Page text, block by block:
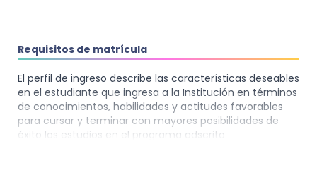
competencias comunicativas para el mundo editorial y
multimedial, a partir de la realización de proyectos que
utilizan técnicas análogas y digitales para llevar el
mensaje de comunicación a un público específico, para
el desempeño profesional en el sector de la ilustración
con aplicación en el entorno editorial y multimedial.
Busca aportar potencial creativo a partir del uso de
Requisitos de matrícula
El perfil de ingreso describe las características deseables
en el estudiante que ingresa a la Institución en términos
de conocimientos, habilidades y actitudes favorables
para cursar y terminar con mayores posibilidades de
éxito los estudios en el programa adscrito.